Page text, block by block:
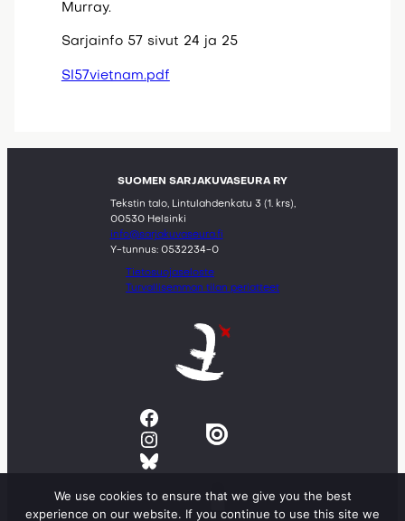
Murray.
Sarjainfo 57 sivut 24 ja 25
SI57vietnam.pdf
SUOMEN SARJAKUVASEURA RY
Tekstin talo, Lintulahdenkatu 3 (1. krs),
00530 Helsinki
info@sarjakuvaseura.fi
Y-tunnus: 0532234-0
Tietosuojaseloste
Turvallisemman tilan periatteet
Facebook
Instagram
Bluesky
We use cookies to ensure that we give you the best
experience on our website. If you continue to use this site we